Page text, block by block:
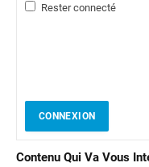
Rester connecté
CONNEXION
Contenu Qui Va Vous